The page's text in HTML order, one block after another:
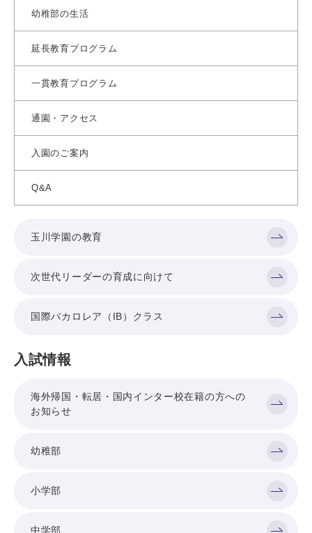
幼稚部の生活
延長教育プログラム
一貫教育プログラム
通園・アクセス
入園のご案内
Q&A
玉川学園の教育
次世代リーダーの育成に向けて
国際バカロレア（IB）クラス
入試情報
海外帰国・転居・国内インター校在籍の方への
お知らせ
幼稚部
小学部
中学部